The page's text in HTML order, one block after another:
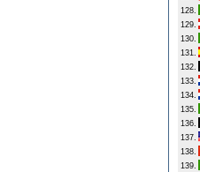
128.
129.
130.
131.
132.
133.
134.
135.
136.
137.
138.
139.